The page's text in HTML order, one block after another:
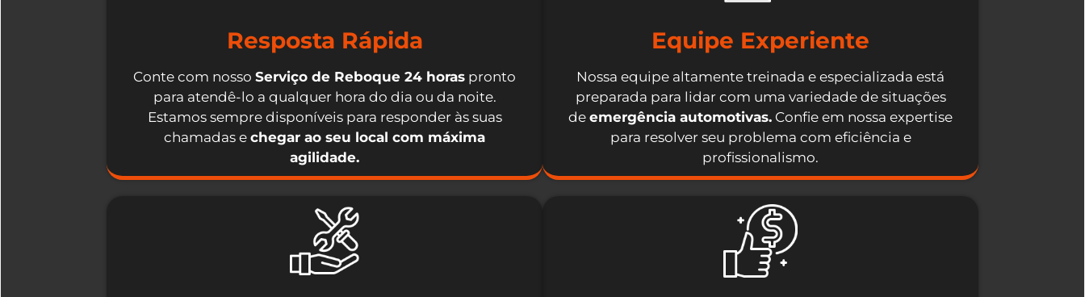
Resposta Rápida
Conte com nosso Serviço de Reboque 24 horas pronto
para atendê-lo a qualquer hora do dia ou da noite.
Estamos sempre disponíveis para responder às suas
chamadas e chegar ao seu local com máxima
agilidade.
Equipe Experiente
Nossa equipe altamente treinada e especializada está
preparada para lidar com uma variedade de situações
de emergência automotivas. Confie em nossa expertise
para resolver seu problema com eficiência e
profissionalismo.